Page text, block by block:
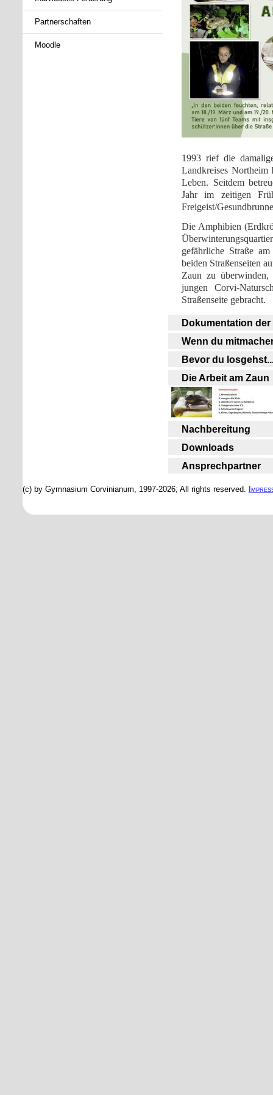
1993 rief die
Landkreises
Leben. Seitdem
Jahr im zeitigen
Freigeist/
Die Amphibien
gefährliche Straße
beiden Straßenseiten
Zaun zu
jungen Corvi-
Straßenseite gebracht.
Dokumentation
Wenn du
Bevor du
Die Arbeit am Zaun
Nachbereitung
Downloads
Ansprechpartner
Partnerschaften
Moodle
(c) by Gymnasium Corvinianum, 1997-2026; All rights reserved.